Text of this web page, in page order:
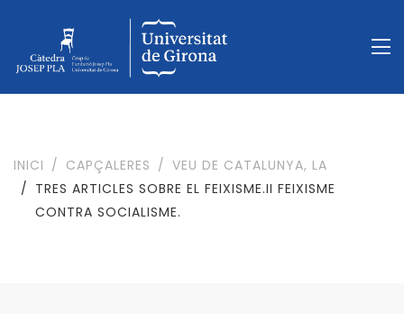
INICI CAPÇALERES
VEU DE CATALUNYA, LA
TRES ARTICLES SOBRE EL FEIXISME.II FEIXISME
CONTRA SOCIALISME.